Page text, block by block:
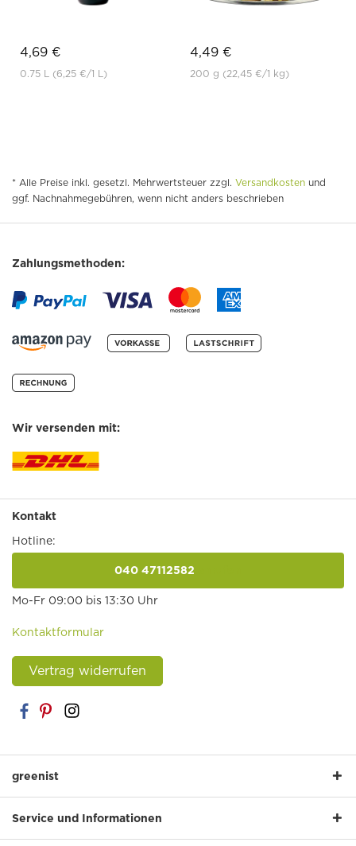
4,69 €
0.75 L (6,25 €/1 L)
4,49 €
200 g (22,45 €/1 kg)
* Alle Preise inkl. gesetzl. Mehrwertsteuer zzgl. Versandkosten und
ggf. Nachnahmegebühren, wenn nicht anders beschrieben
Zahlungsmethoden:
Wir versenden mit:
Kontakt
Hotline:
040 47112582
Mo-Fr 09:00 bis 13:30 Uhr
Kontaktformular
Vertrag widerrufen
greenist
Service und Informationen